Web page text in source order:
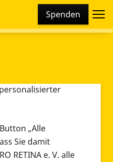
Spenden
Cookies und
Cookies und
„Alle
Sie damit
RETINA e. V. alle